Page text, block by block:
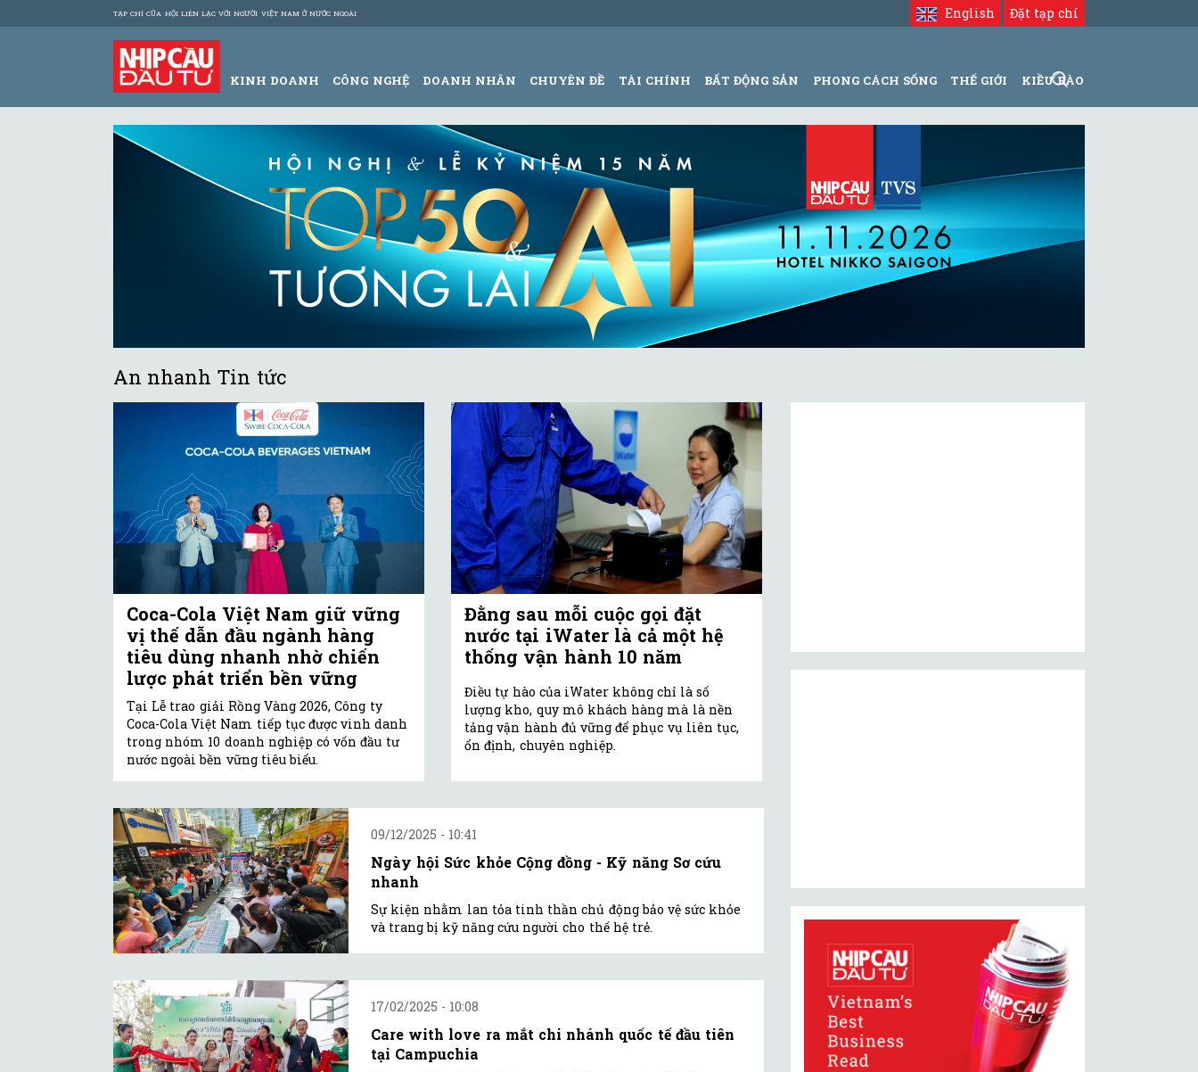
TẠP CHÍ CỦA HỘI LIÊN LẠC VỚI NGƯỜI VIỆT NAM Ở NƯỚC NGOÀI Đặt tạp chí
English
KINH DOANH CÔNG NGHỆ DOANH NHÂN CHUYÊN ĐỀ TÀI CHÍNH BẤT ĐỘNG SẢN PHONG CÁCH SỐNG THẾ GIỚI KIỀU BÀO
An nhanh Tin tức
Coca-Cola Việt Nam giữ vững
vị thế dẫn đầu ngành hàng
tiêu dùng nhanh nhờ chiến
lược phát triển bền vững
Tại Lễ trao giải Rồng Vàng 2026, Công ty
Coca-Cola Việt Nam tiếp tục được vinh danh
trong nhóm 10 doanh nghiệp có vốn đầu tư
nước ngoài bền vững tiêu biểu.
Đằng sau mỗi cuộc gọi đặt
nước tại iWater là cả một hệ
thống vận hành 10 năm
Điều tự hào của iWater không chỉ là số
lượng kho, quy mô khách hàng mà là nền
tảng vận hành đủ vững để phục vụ liên tục,
ổn định, chuyên nghiệp.
09/12/2025 - 10:41
Ngày hội Sức khỏe Cộng đồng - Kỹ năng Sơ cứu
nhanh
Sự kiện nhằm lan tỏa tinh thần chủ động bảo vệ sức khỏe
và trang bị kỹ năng cứu người cho thế hệ trẻ.
17/02/2025 - 10:08
Care with love ra mắt chi nhánh quốc tế đầu tiên
tại Campuchia